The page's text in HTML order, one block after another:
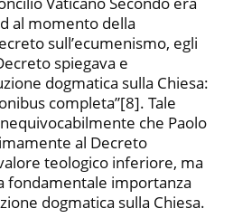
al momento della
sull’ecumenismo, egli
spiegava e
dogmatica sulla Chiesa:
completa”[8]. Tale
che Paolo
al Decreto
teologico inferiore, ma
fondamentale importanza
dogmatica sulla Chiesa.